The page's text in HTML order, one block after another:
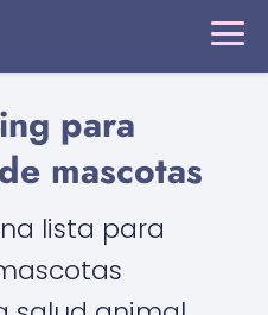
para
mascotas
lista para